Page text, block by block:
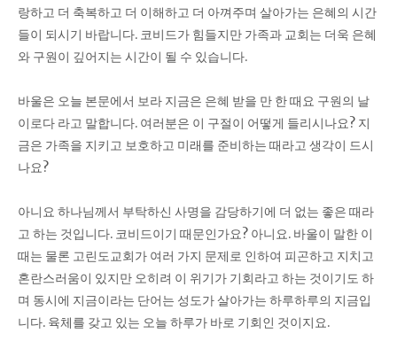
랑하고 더 축복하고 더 이해하고 더 아껴주며 살아가는 은혜의 시간
들이 되시기 바랍니다. 코비드가 힘들지만 가족과 교회는 더욱 은혜
와 구원이 깊어지는 시간이 될 수 있습니다.
바울은 오늘 본문에서 보라 지금은 은혜 받을 만 한 때요 구원의 날
이로다 라고 말합니다. 여러분은 이 구절이 어떻게 들리시나요? 지
금은 가족을 지키고 보호하고 미래를 준비하는 때라고 생각이 드시
나요?
아니요 하나님께서 부탁하신 사명을 감당하기에 더 없는 좋은 때라
고 하는 것입니다. 코비드이기 때문인가요? 아니요. 바울이 말한 이
때는 물론 고린도교회가 여러 가지 문제로 인하여 피곤하고 지치고
혼란스러움이 있지만 오히려 이 위기가 기회라고 하는 것이기도 하
며 동시에 지금이라는 단어는 성도가 살아가는 하루하루의 지금입
니다. 육체를 갖고 있는 오늘 하루가 바로 기회인 것이지요.